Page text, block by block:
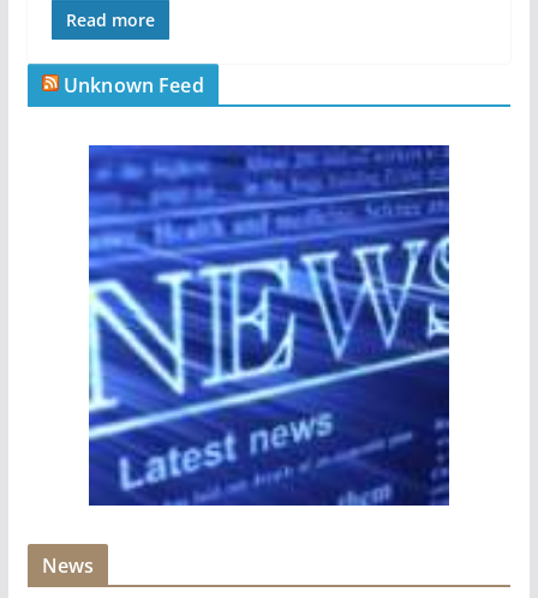
Read more
Unknown Feed
News